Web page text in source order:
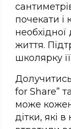
почекати і
життя.
школярку
for Share”
може
дітки, які в